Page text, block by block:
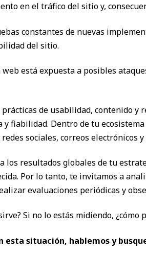
en el tráfico del sitio y,
constantes de nuevas
del sitio.
web está expuesta a posibles
de usabilidad, contenido y
fiabilidad. Dentro de tu
sociales, correos electrónicos
resultados globales de tu
Por lo tanto, te invitamos a
evaluaciones periódicas y
Si no lo estás midiendo, ¿cómo
esta situación, hablemos y